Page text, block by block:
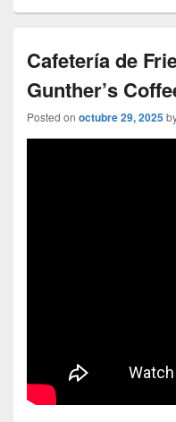
Cafetería de
Gunther’s
Posted on octubre 29, 2025